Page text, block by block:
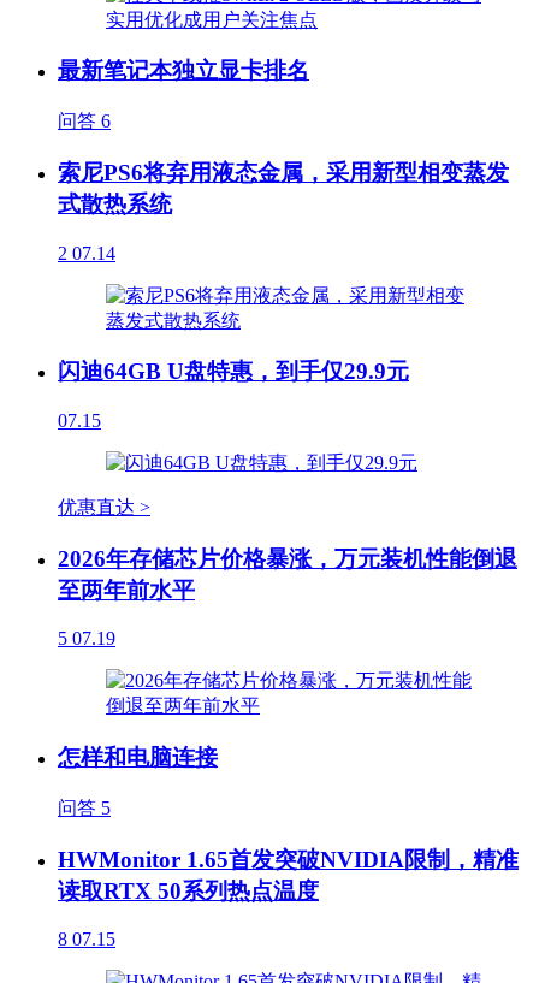
最新笔记本独立显卡排名
问答 6
索尼PS6将弃用液态金属，采用新型相变蒸发
式散热系统
2 07.14
闪迪64GB U盘特惠，到手仅29.9元
07.15
优惠直达 >
2026年存储芯片价格暴涨，万元装机性能倒退
至两年前水平
5 07.19
怎样和电脑连接
问答 5
HWMonitor 1.65首发突破NVIDIA限制，精准
读取RTX 50系列热点温度
8 07.15